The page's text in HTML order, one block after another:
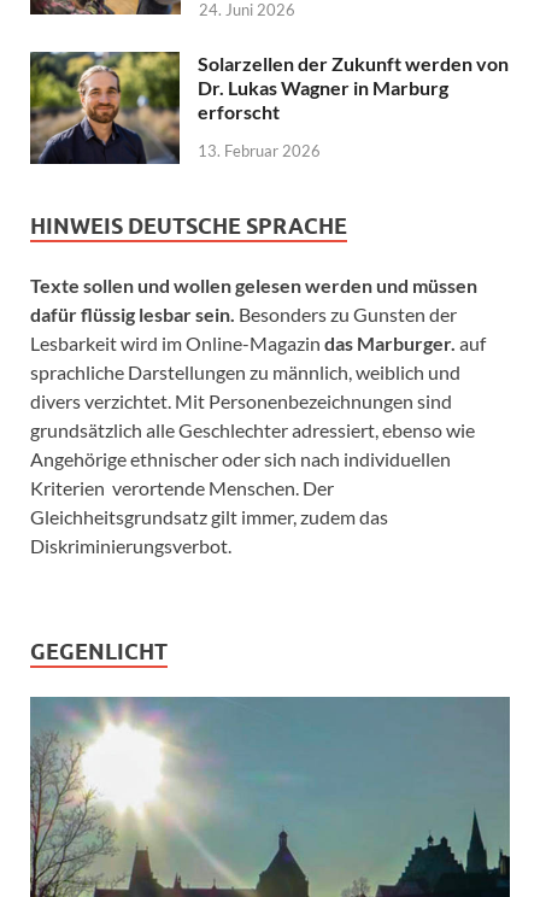
24. Juni 2026
Solarzellen der Zukunft werden von
Dr. Lukas Wagner in Marburg
erforscht
13. Februar 2026
HINWEIS DEUTSCHE SPRACHE
Texte sollen und wollen gelesen werden und müssen
dafür flüssig lesbar sein. Besonders zu Gunsten der
Lesbarkeit wird im Online-Magazin das Marburger. auf
sprachliche Darstellungen zu männlich, weiblich und
divers verzichtet. Mit Personenbezeichnungen sind
grundsätzlich alle Geschlechter adressiert, ebenso wie
Angehörige ethnischer oder sich nach individuellen
Kriterien verortende Menschen. Der
Gleichheitsgrundsatz gilt immer, zudem das
Diskriminierungsverbot.
GEGENLICHT